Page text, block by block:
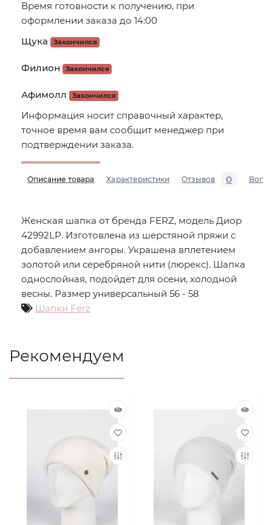
Время готовности к получению, при
оформлении заказа до 14:00
Щука
Закончился
Филион Закончился
Афимолл Закончился
Информация носит справочный характер,
точное время вам сообщит менеджер при
подтверждении заказа.
Описание товара Характеристики Отзывов 0
Женская шапка от бренда FERZ, модель Диор
42992LP. Изготовлена из шерстяной пряжи с
добавлением ангоры. Украшена вплетением
золотой или серебряной нити (люрекс). Шапка
однослойная, подойдет для осени, холодной
весны. Размер универсальный 56 - 58
Шапки Ferz
Рекомендуем